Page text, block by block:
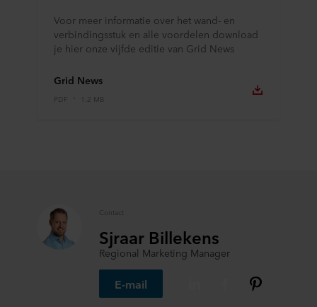
Voor meer informatie over het wand- en
verbindingsstuk en alle voordelen download
je hier onze vijfde editie van Grid News
Grid News
PDF 1.2 MB
Contact
Sjraar Billekens
Regional Marketing Manager
E-mail